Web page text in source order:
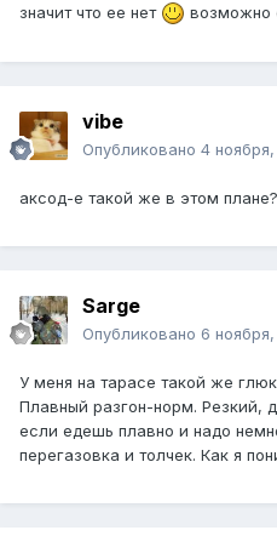
значит что ее нет
возможно
vibe
Опубликовано 4 ноября,
аксод-е такой же в этом плане?
Sarge
Опубликовано 6 ноября,
У меня на тарасе такой же
Плавный разгон-норм. Резкий,
если едешь плавно и надо
перегазовка и толчек. Как я